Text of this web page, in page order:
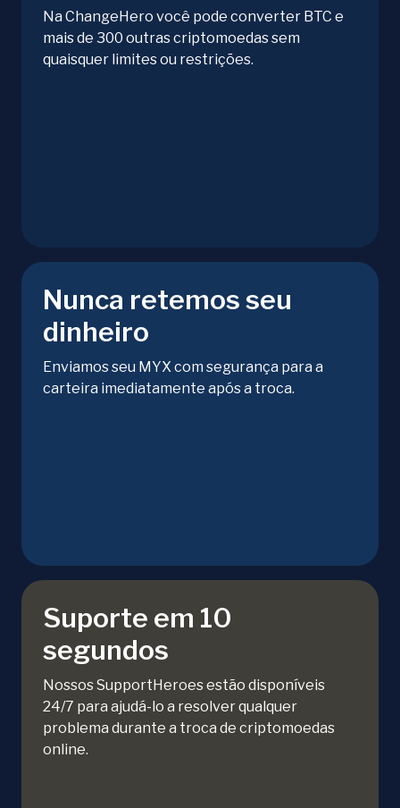
Na ChangeHero você pode converter BTC e
mais de 300 outras criptomoedas sem
quaisquer limites ou restrições.
Nunca retemos seu
dinheiro
Enviamos seu MYX com segurança para a
carteira imediatamente após a troca.
Suporte em 10
segundos
Nossos SupportHeroes estão disponíveis
24/7 para ajudá-lo a resolver qualquer
problema durante a troca de criptomoedas
online.